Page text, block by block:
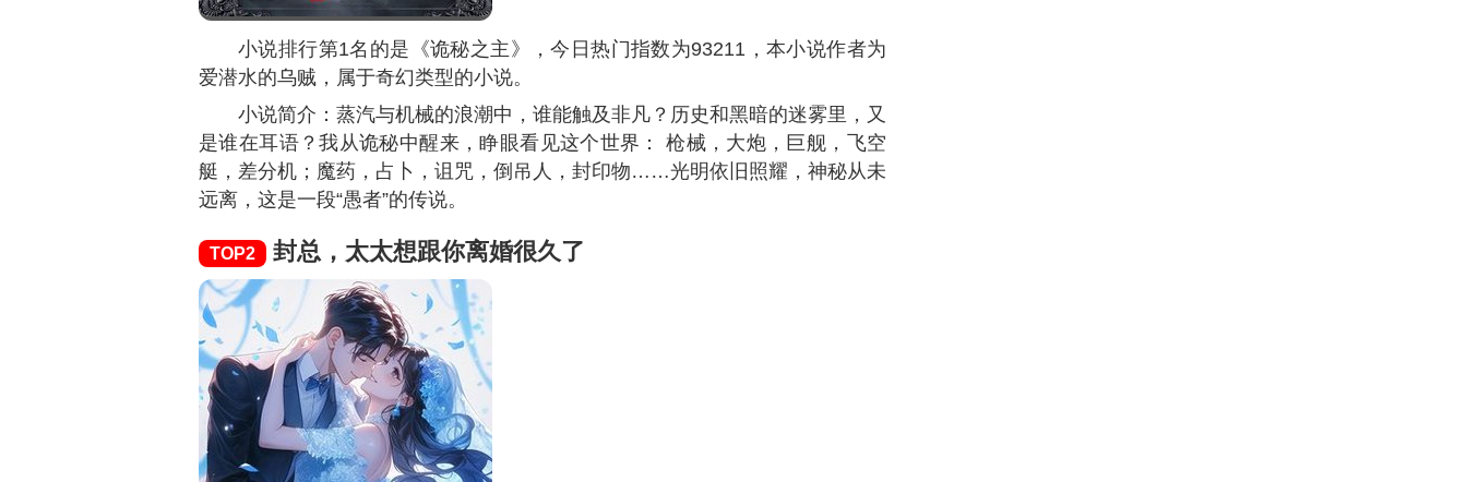
小说排行第1名的是《诡秘之主》，今日热门指数为93211 ，本小说作者为
爱潜水的乌贼，属于奇幻类型的小说。
小说简介：蒸汽与机械的浪潮中，谁能触及非凡？历史和黑暗的迷雾里，又
是谁在耳语？我从诡秘中醒来，睁眼看见这个世界： 枪械，大炮，巨舰，飞空
艇，差分机；魔药，占卜，诅咒，倒吊人，封印物……光明依旧照耀，神秘从未
远离，这是一段“愚者”的传说。
TOP2 封总，太太想跟你离婚很久了